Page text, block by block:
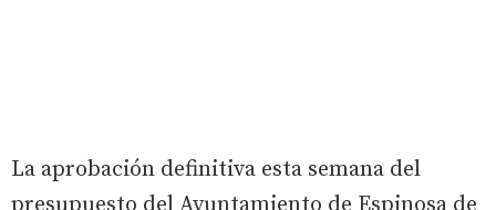
La aprobación definitiva esta semana del